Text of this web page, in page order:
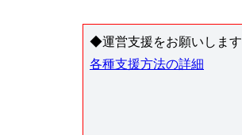
◆運営支援をお願いします
各種支援方法の詳細